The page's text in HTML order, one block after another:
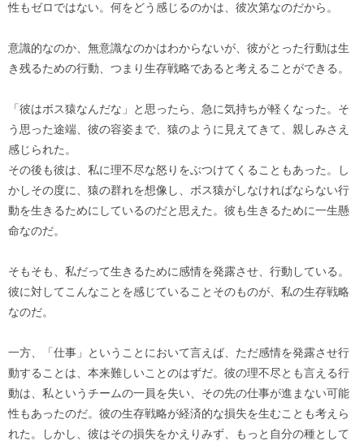
性もゼロではない。何をどう感じるのかは、彼次第なのだから。
意識的なのか、無意識なのかはわからないが、彼がとった行動は生
き残るための行動、つまり生存戦略であると考えることができる。
「彼はボス猿なんだな」と思ったら、急に気持ちが軽くなった。そ
う思った途端、彼の容姿まで、猿のように見えてきて、親しみさえ
感じられた。
その後も彼は、私に理不尽な怒りをぶつけてくることもあった。し
かしその度に、猿の群れを想像し、ボス猿がしなければならない行
動を生きるためにしているのだと思えた。彼も生きるために一生懸
命なのだ。
そもそも、私だって生きるために感情を発露させ、行動している。
彼に対してこんなことを感じていることそのものが、私の生存戦略
なのだ。
一方、「仕事」ということにおいて言えば、ただ感情を発露させ行
動することは、本来難しいことのはずだ。彼の理不尽とも言える行
動は、私というチームの一員を失い、その先の仕事が進まない可能
性もあったのだ。彼の生存戦略が経済的な損失を生むことも考えら
れた。しかし、彼はその損失をかえりみず、もっと自分の種として